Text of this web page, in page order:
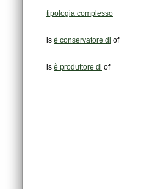
tipologia complesso
is è conservatore di of
is è produttore di of